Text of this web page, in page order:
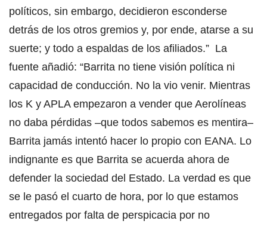
políticos, sin embargo, decidieron esconderse
detrás de los otros gremios y, por ende, atarse a su
suerte; y todo a espaldas de los afiliados.” La
fuente añadió: “Barrita no tiene visión política ni
capacidad de conducción. No la vio venir. Mientras
los K y APLA empezaron a vender que Aerolíneas
no daba pérdidas –que todos sabemos es mentira–
Barrita jamás intentó hacer lo propio con EANA. Lo
indignante es que Barrita se acuerda ahora de
defender la sociedad del Estado. La verdad es que
se le pasó el cuarto de hora, por lo que estamos
entregados por falta de perspicacia por no